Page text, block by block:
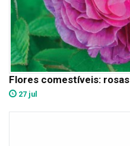
Flores comestíveis: rosas
27 jul